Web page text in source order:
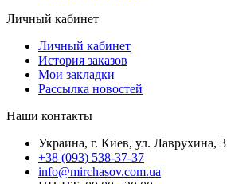
Личный кабинет
Личный кабинет
История заказов
Мои закладки
Рассылка новостей
Наши контакты
Украина, г. Киев, ул. Лаврухина, 3
+38 (093) 538-37-37
info@mirchasov.com.ua